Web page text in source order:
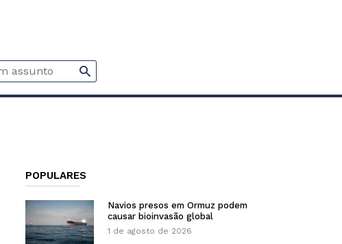
POPULARES
Navios presos em Ormuz podem
causar bioinvasão global
1 de agosto de 2026